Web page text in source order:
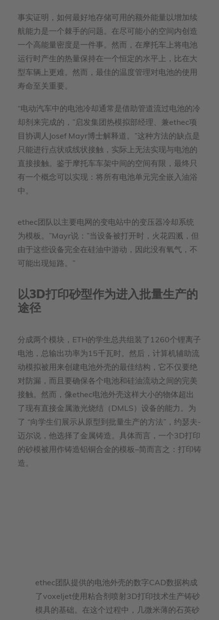
事实证明，如何最好地存储可用的额外能量以增加续
航能力是一个棘手的问题。在尽可能小的空间内创造
一个高能量密度是一件事。然而，在摩托车上将电池
运行时产生的热量保持在一个恒定的水平上，比在大
型车辆上更难。然而，最佳的温度管理对电池的使用
寿命至关重要。
“电动汽车中的电池冷却通常是借助管道流过电池的冷
却剂来完成的，”启发集团热模拟部经理、兼ethec项
目协调人Josef Mayr博士解释道。”这种方法的缺点是
只能进行点状或线状接触，实际上无法实现与电池的
直接接触。鉴于摩托车车架中间的空间有限，最终只
有一个概念可以实现：将所有电池单元完全嵌入油浴
中。
ethec团队以主要电网的变电站中的变压器冷却系统
为模板。”Mayr说：”当设备被打开时，火花四溅，但
由于这些设备完全在硅油中游动，因此没有氧气，不
可能出现短路。”
以3D打印砂型作为进入批量生产的
途径
分成两个模块，ETH的学生总共组装了1260个锂离子
电池，总输出功率为15千瓦时。然后，计算机辅助流
动模拟被用来创建电池外壳的最佳结构，它不仅要绝
对防漏，而且要确保各个电池和硅油流动之间的完美
接触。然而，像ethec电池外壳这样大小的物体超出
了现有直接金属激光烧结（DMLS）设备的能力。为
了 “向学生们展示从原型到批量生产的方法”，约瑟夫-
迈尔说，他选择了金属铸造。具体而言，一个3D打印
的砂模被用作铸造铝铜合金的模板–简而言之：打印铸
造。
ethec团队提供的电池外壳的数字CAD数据构成
了voxeljet使用粘合剂喷射3D打印技术生产铸砂
模具的基础。在这个过程中，几微米薄的石英砂